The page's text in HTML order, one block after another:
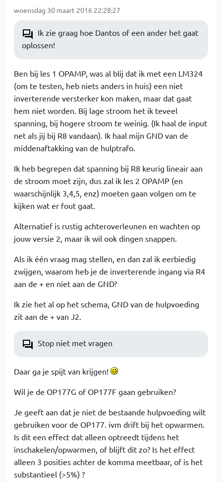
woensdag 30 maart 2016 22:28:27
Ik zie graag hoe Dantos of een ander het gaat
oplossen!
Ben bij les 1 OPAMP, was al blij dat ik met een LM324
(om te testen, heb niets anders in huis) een niet
inverterende versterker kon maken, maar dat gaat
hem niet worden. Bij lage stroom het ik teveel
spanning, bij hogere stroom te weinig. (Ik haal de input
net als jij bij R8 vandaan). Ik haal mijn GND van de
middenaftakking van de hulptrafo.
Ik heb begrepen dat spanning bij R8 keurig lineair aan
de stroom moet zijn, dus zal ik les 2 OPAMP (en
waarschijnlijk 3,4,5, enz) moeten gaan volgen om te
kijken wat er fout gaat.
Alternatief is rustig achteroverleunen en wachten op
jouw versie 2, maar ik wil ook dingen snappen.
Als ik één vraag mag stellen, en dan zal ik eerbiedig
zwijgen, waarom heb je de inverterende ingang via R4
aan de + en niet aan de GND?
Ik zie het al op het schema, GND van de hulpvoeding
zit aan de + van J2.
Stop niet met vragen
Daar ga je spijt van krijgen!
Wil je de OP177G of OP177F gaan gebruiken?
Je geeft aan dat je niet de bestaande hulpvoeding wilt
gebruiken voor de OP177. ivm drift bij het opwarmen.
Is dit een effect dat alleen optreedt tijdens het
inschakelen/opwarmen, of blijft dit zo? Is het effect
alleen 3 posities achter de komma meetbaar, of is het
substantieel (>5%) ?